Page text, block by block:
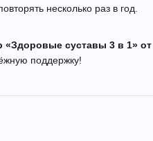
несколько раз в год.
«Здоровые суставы 3 в 1»
поддержку!